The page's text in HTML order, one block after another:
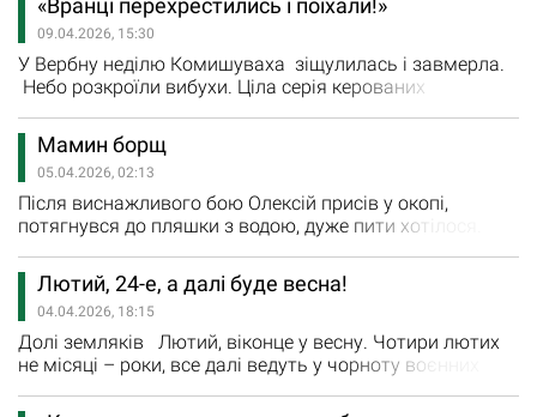
звернутися по допомогу. Про порятунок комишувахців
розповіли у БФ «АРТАК РАЗОМ ДО МРІЇ», який надавав
допомогу мешканцям прифронтового селища,…
«Вранці перехрестились і поїхали!»
09.04.2026, 15:30
У Вербну неділю Комишуваха зіщулилась і завмерла.
Небо розкроїли вибухи. Ціла серія керованих
життя там, де воно іще залишалося. І так щодня. У
Миколи Грабка вже на емоції не стає сили. Він стискає
кулаки, аж біліють пальці, і фіксує те жахіття на
телефон. Заради того, щоб трагедія його рідного села
залишилася…
Мамин борщ
05.04.2026, 02:13
Після виснажливого бою Олексій присів у окопі,
потягнувся до пляшки з водою, дуже пити хотілося.
відкриту банку тушонки: - Підкріпися, поки затишшя. Бо
скоро знову тварюки полізуть на нас. Олексій кивнув,
мовчки жував запропоновану їжу, а думками полинув
у минуле. Згадалося, як вони з братом, набігавшись з
м’ячем…
Лютий, 24-е, а далі буде весна!
04.04.2026, 18:15
Долі земляків Лютий, віконце у весну. Чотири лютих
не місяці – роки, все далі ведуть у чорноту воєнних
зелене. Учора все іще було…» - ностальгічні рядки Ліни